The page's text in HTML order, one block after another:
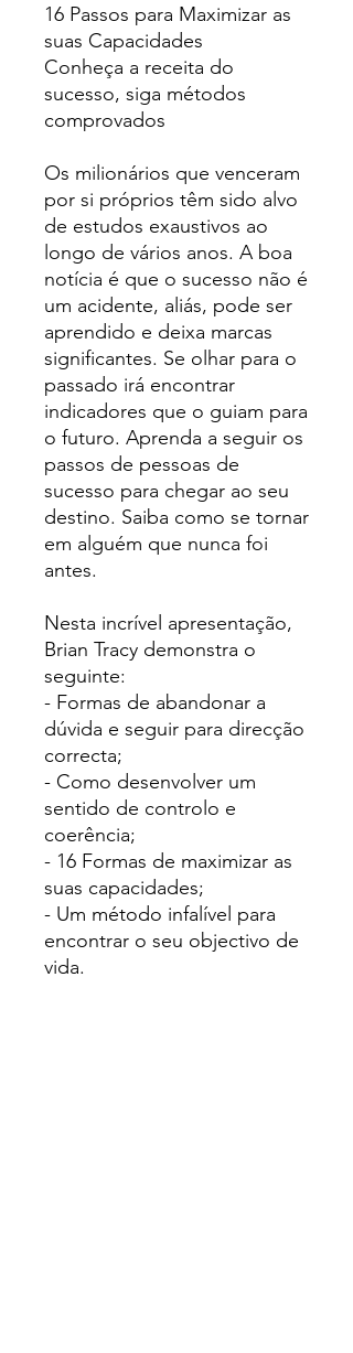
16 Passos para Maximizar as
suas Capacidades
Conheça a receita do
sucesso, siga métodos
comprovados
Os milionários que venceram
por si próprios têm sido alvo
de estudos exaustivos ao
longo de vários anos. A boa
notícia é que o sucesso não é
um acidente, aliás, pode ser
aprendido e deixa marcas
significantes. Se olhar para o
passado irá encontrar
indicadores que o guiam para
o futuro. Aprenda a seguir os
passos de pessoas de
sucesso para chegar ao seu
destino. Saiba como se tornar
em alguém que nunca foi
antes.
Nesta incrível apresentação,
Brian Tracy demonstra o
seguinte:
- Formas de abandonar a
dúvida e seguir para direcção
correcta;
- Como desenvolver um
sentido de controlo e
coerência;
- 16 Formas de maximizar as
suas capacidades;
- Um método infalível para
encontrar o seu objectivo de
vida.